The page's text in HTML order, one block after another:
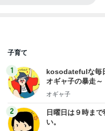
子育て
1
kosodatefulな毎
オギャ子の暴走～
オギャ子
2
日曜日は９時まで
い。